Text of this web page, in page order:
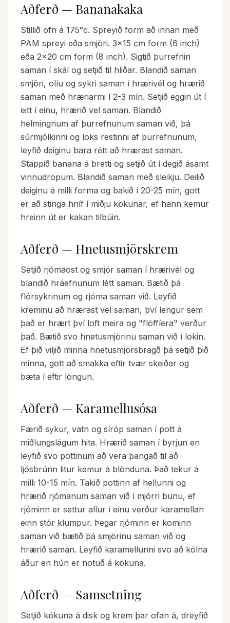
Aðferð — Bananakaka
Stillið ofn á 175°c. Spreyið form að innan með
PAM spreyi eða smjöri. 3×15 cm form (6 inch)
eða 2×20 cm form (8 inch). Sigtið þurrefnin
saman í skál og setjið til hliðar. Blandið saman
smjöri, olíu og sykri saman í hrærivél og hrærið
saman með hræriarmi í 2-3 mín. Setjið eggin út í
eitt í einu, hrærið vel saman. Blandið
helmingnum af þurrefnunum saman við, þá
súrmjólkinni og loks restinni af þurrefnunum,
leyfið deiginu bara rétt að hrærast saman.
Stappið banana á bretti og setjið út í degið ásamt
vinnudropum. Blandið saman með sleikju. Deilið
deiginu á milli forma og bakið í 20-25 mín, gott
er að stinga hníf í miðju kökunar, ef hann kemur
hreinn út er kakan tilbúin.
Aðferð — Hnetusmjörskrem
Setjið rjómaost og smjör saman í hrærivél og
blandið hráefnunum létt saman. Bætið þá
flórsykrinum og rjóma saman við. Leyfið
kreminu að hrærast vel saman, því lengur sem
það er hrært því loft meira og "flöffíera" verður
það. Bætið svo hnetusmjörinu saman við í lokin.
Ef þið viljið minna hnetusmjörsbragð þá setjið þið
minna, gott að smakka eftir tvær skeiðar og
bæta í eftir löngun.
Aðferð — Karamellusósa
Færið sykur, vatn og síróp saman í pott á
miðlungslágum hita. Hrærið saman í byrjun en
leyfið svo pottinum að vera þangað til að
ljósbrúnn litur kemur á blönduna. Það tekur á
milli 10-15 mín. Takið pottinn af hellunni og
hrærið rjómanum saman við í mjórri bunu, ef
rjóminn er settur allur í einu verður karamellan
einn stór klumpur. Þegar rjóminn er kominn
saman við bætið þá smjörinu saman við og
hrærið saman. Leyfið karamellunni svo að kólna
áður en hún er notuð á kökuna.
Aðferð — Samsetning
Setjið kökuna á disk og krem þar ofan á, dreyfið